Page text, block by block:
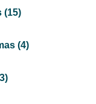
(15)
(4)